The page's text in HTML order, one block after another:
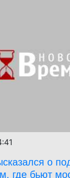
о
где бьют